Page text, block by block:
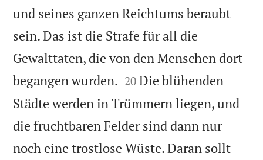
und seines ganzen Reichtums beraubt
sein. Das ist die Strafe für all die
Gewalttaten, die von den Menschen dort
begangen wurden. 

20 Die blühenden
Städte werden in Trümmern liegen, und
die fruchtbaren Felder sind dann nur
noch eine trostlose Wüste. Daran sollt